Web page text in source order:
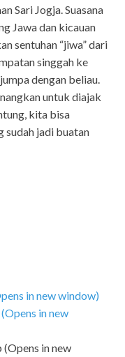
Sari Jogja. Suasana
Jawa dan kicauan
sentuhan “jiwa” dari
singgah ke
dengan beliau.
untuk diajak
kita bisa
sudah jadi buatan
in new window)
in new
in new